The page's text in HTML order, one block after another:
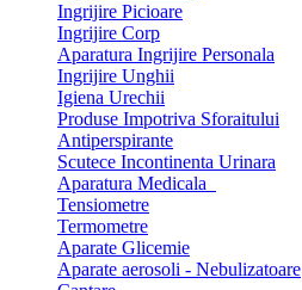
Ingrijire Picioare
Ingrijire Corp
Aparatura Ingrijire Personala
Ingrijire Unghii
Igiena Urechii
Produse Impotriva Sforaitului
Antiperspirante
Scutece Incontinenta Urinara
Aparatura Medicala
Tensiometre
Termometre
Aparate Glicemie
Aparate aerosoli - Nebulizatoare